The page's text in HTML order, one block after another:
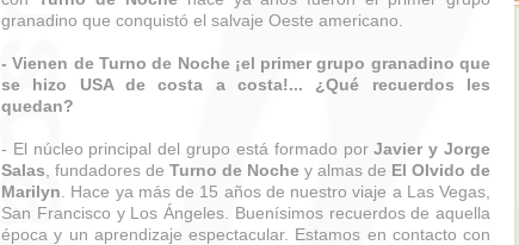
granadino que conquistó el salvaje Oeste americano.
- Vienen de Turno de Noche ¡el primer grupo granadino que
se hizo USA de costa a costa!... ¿Qué recuerdos les
quedan?
- El núcleo principal del grupo está formado porJavier y Jorge
Salas , fundadores de Turno de Noche y almas de El Olvido de
Marilyn . Hace ya más de 15 años de nuestro viaje a Las Vegas,
San Francisco y Los Ángeles. Buenísimos recuerdos de aquella
época y un aprendizaje espectacular. Estamos en contacto con